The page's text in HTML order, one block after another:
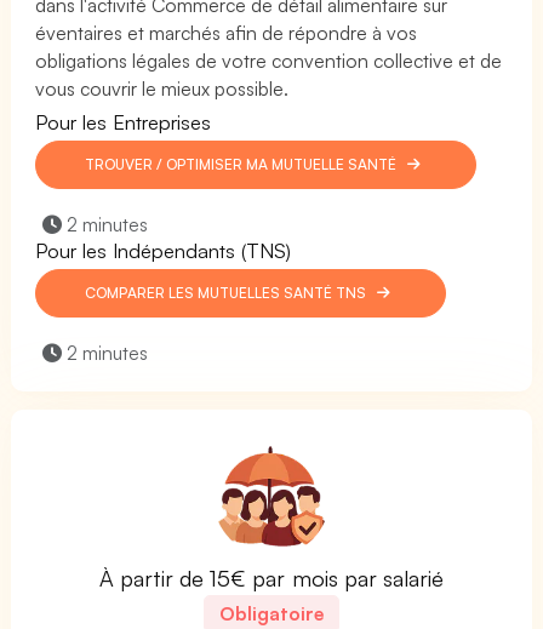
éventaires et marchés afin de répondre à vos
obligations légales de votre convention collective et de
vous couvrir le mieux possible.
Pour les Entreprises
TROUVER / OPTIMISER MA MUTUELLE SANTÉ
2 minutes
Pour les Indépendants (TNS)
COMPARER LES MUTUELLES SANTÉ TNS
2 minutes
À partir de 15€ par mois par salarié
Obligatoire